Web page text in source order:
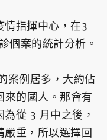
情指揮中心，在3
個案的統計分析。
案例居多，大約佔
來的國人。那會有
從 3 月中之後，
重，所以選擇回